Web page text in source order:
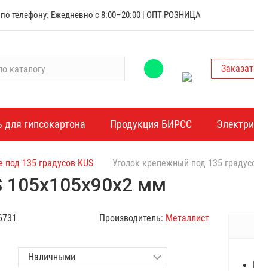
телефону: Ежедневно с 8:00–20:00 | ОПТ РОЗНИЦА
гипсокартона Продукция БИРСС
135 градусов KUS Уголок крепежный под 135
105х105х90х2 мм
Производитель: Металлист